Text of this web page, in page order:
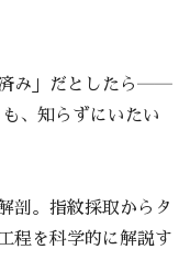
済み」だとしたら――
、知らずにいたい
剖。指紋採取からタ
程を科学的に解説す